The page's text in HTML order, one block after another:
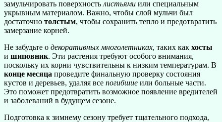
замульчировать поверхность листьями или специальным
укрывным материалом. Важно, чтобы слой мульчи был
достаточно толстым, чтобы сохранить тепло и предотвратить
замерзание корней.
Не забудьте о декоративных многолетниках, таких как хосты
и шиповник. Эти растения требуют особого внимания,
поскольку их корни чувствительны к низким температурам. В
конце месяца проведите финальную проверку состояния
кустов и деревьев, удаляя все погибшие или больные части.
Это поможет предотвратить возможное появление вредителей
и заболеваний в будущем сезоне.
Подготовка к зимнему сезону требует тщательного подхода,